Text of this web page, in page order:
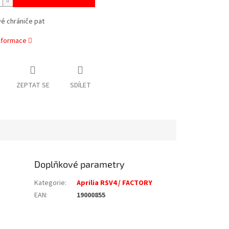
chrániče pat
ZEPTAT SE SDÍLET
Doplňkové parametry
Kategorie:
Aprilia RSV4 / FACTORY
EAN: 19000855